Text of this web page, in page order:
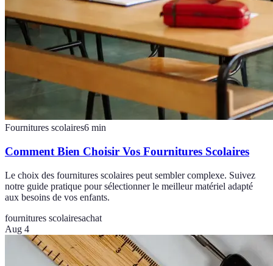
Fournitures scolaires6 min
Comment Bien Choisir Vos Fournitures Scolaires
Le choix des fournitures scolaires peut sembler complexe. Suivez
notre guide pratique pour sélectionner le meilleur matériel adapté
aux besoins de vos enfants.
fournitures scolairesachat
Aug 4